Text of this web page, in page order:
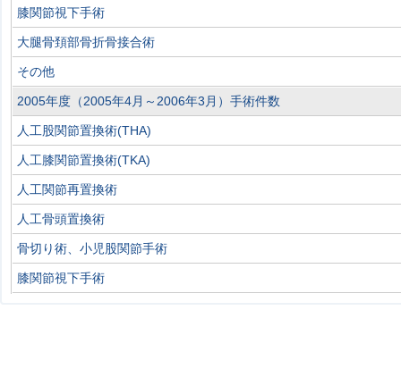
膝関節視下手術
大腿骨頚部骨折骨接合術
その他
2005年度（2005年4月～2006年3月）手術件数
人工股関節置換術(THA)
人工膝関節置換術(TKA)
人工関節再置換術
人工骨頭置換術
骨切り術、小児股関節手術
膝関節視下手術